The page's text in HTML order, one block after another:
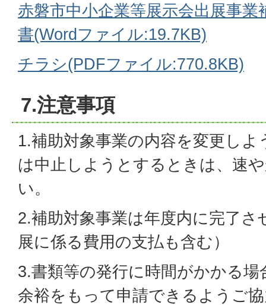
赤磐市中小企業等展示会出展事業
書(Wordファイル:19.7KB)
チラシ(PDFファイル:770.8KB)
7.注意事項
1.補助対象事業の内容を変更し
は中止しようとするときは、速
い。
2.補助対象事業は年度内に完了
展に係る費用の支払も含む）
3.書類等の発行に時間がかかる
余裕をもって申請できるようご